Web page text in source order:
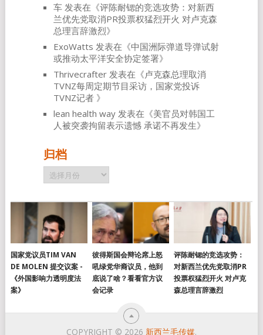
车发表在《评陈耐锶的竞选攻势：对新西
兰优先党取消PR投票权猛烈开火 对卢克森
总理言辞激烈》
ExoWatts 发表在《中国洲际弹道导弹试射
或推动太平洋安全协定签署》
Thrivecrafter发表在《卢克森总理取消
TVNZ每周定期节目采访，国家党投诉
TVNZ记者 》
lean health way发表在《美官员对韩国工
人被突袭拘留表示遗憾 承诺不再发生》
归档
归
档
国家党议员TIM VAN
DE MOLEN 提交议案 -
《外国影响力透明度法
案》
彼得斯国会辩论席上怒
吼绿党华裔议员，他到
底说了啥？看看官方议
会记录
评陈耐锶的竞选攻势：
对新西兰优先党取消PR
投票权猛烈开火 对卢克
森总理言辞激烈
COPYRIGHT © 2026 新西兰毛传媒.